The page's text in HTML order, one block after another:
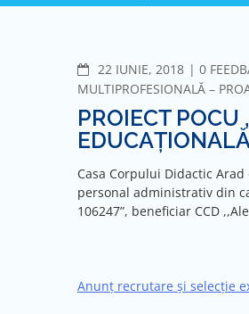
22 IUNIE, 2018
0
MULTIPROFESIONALĂ –
PROIECT
Casa Corpului Didactic
personal administrativ din
106247”, beneficiar CCD
Anunț recrutare și selecție